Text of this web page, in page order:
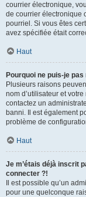
courrier électronique,
de courrier électronique
pourriel. Si vous êtes
avez spécifiée était
Haut
Pourquoi ne puis-je
Plusieurs raisons
nom d’utilisateur et
contactez un
banni. Il est également
problème de
Haut
Je m’étais déjà inscrit
connecter ?!
Il est possible qu’un
pour une quelconque